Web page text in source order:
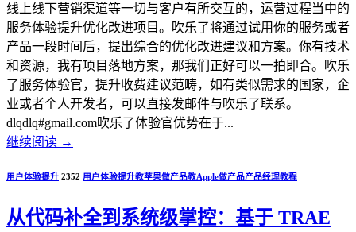
线上线下营销渠道等一切与客户有所交互的，运营过程当中的
服务体验提升优化改进项目。吹乐了将通过试用你的服务或者
产品一段时间后，提出综合的优化改进建议和方案。你有技术
和资源，我有项目落地方案，那我们正好可以一拍即合。吹乐
了服务体验官，提升收费建议范畴，如有类似需求的国家，企
业或者个人开发者，可以直接发邮件与吹乐了联系。
dlqdlq#gmail.com吹乐了体验官优势在于...
继续阅读 →
用户体验提升 2352 用户体验提升教苹果做产品教Apple做产品产品经理教程
从代码补全到系统级掌控：基于 TRAE